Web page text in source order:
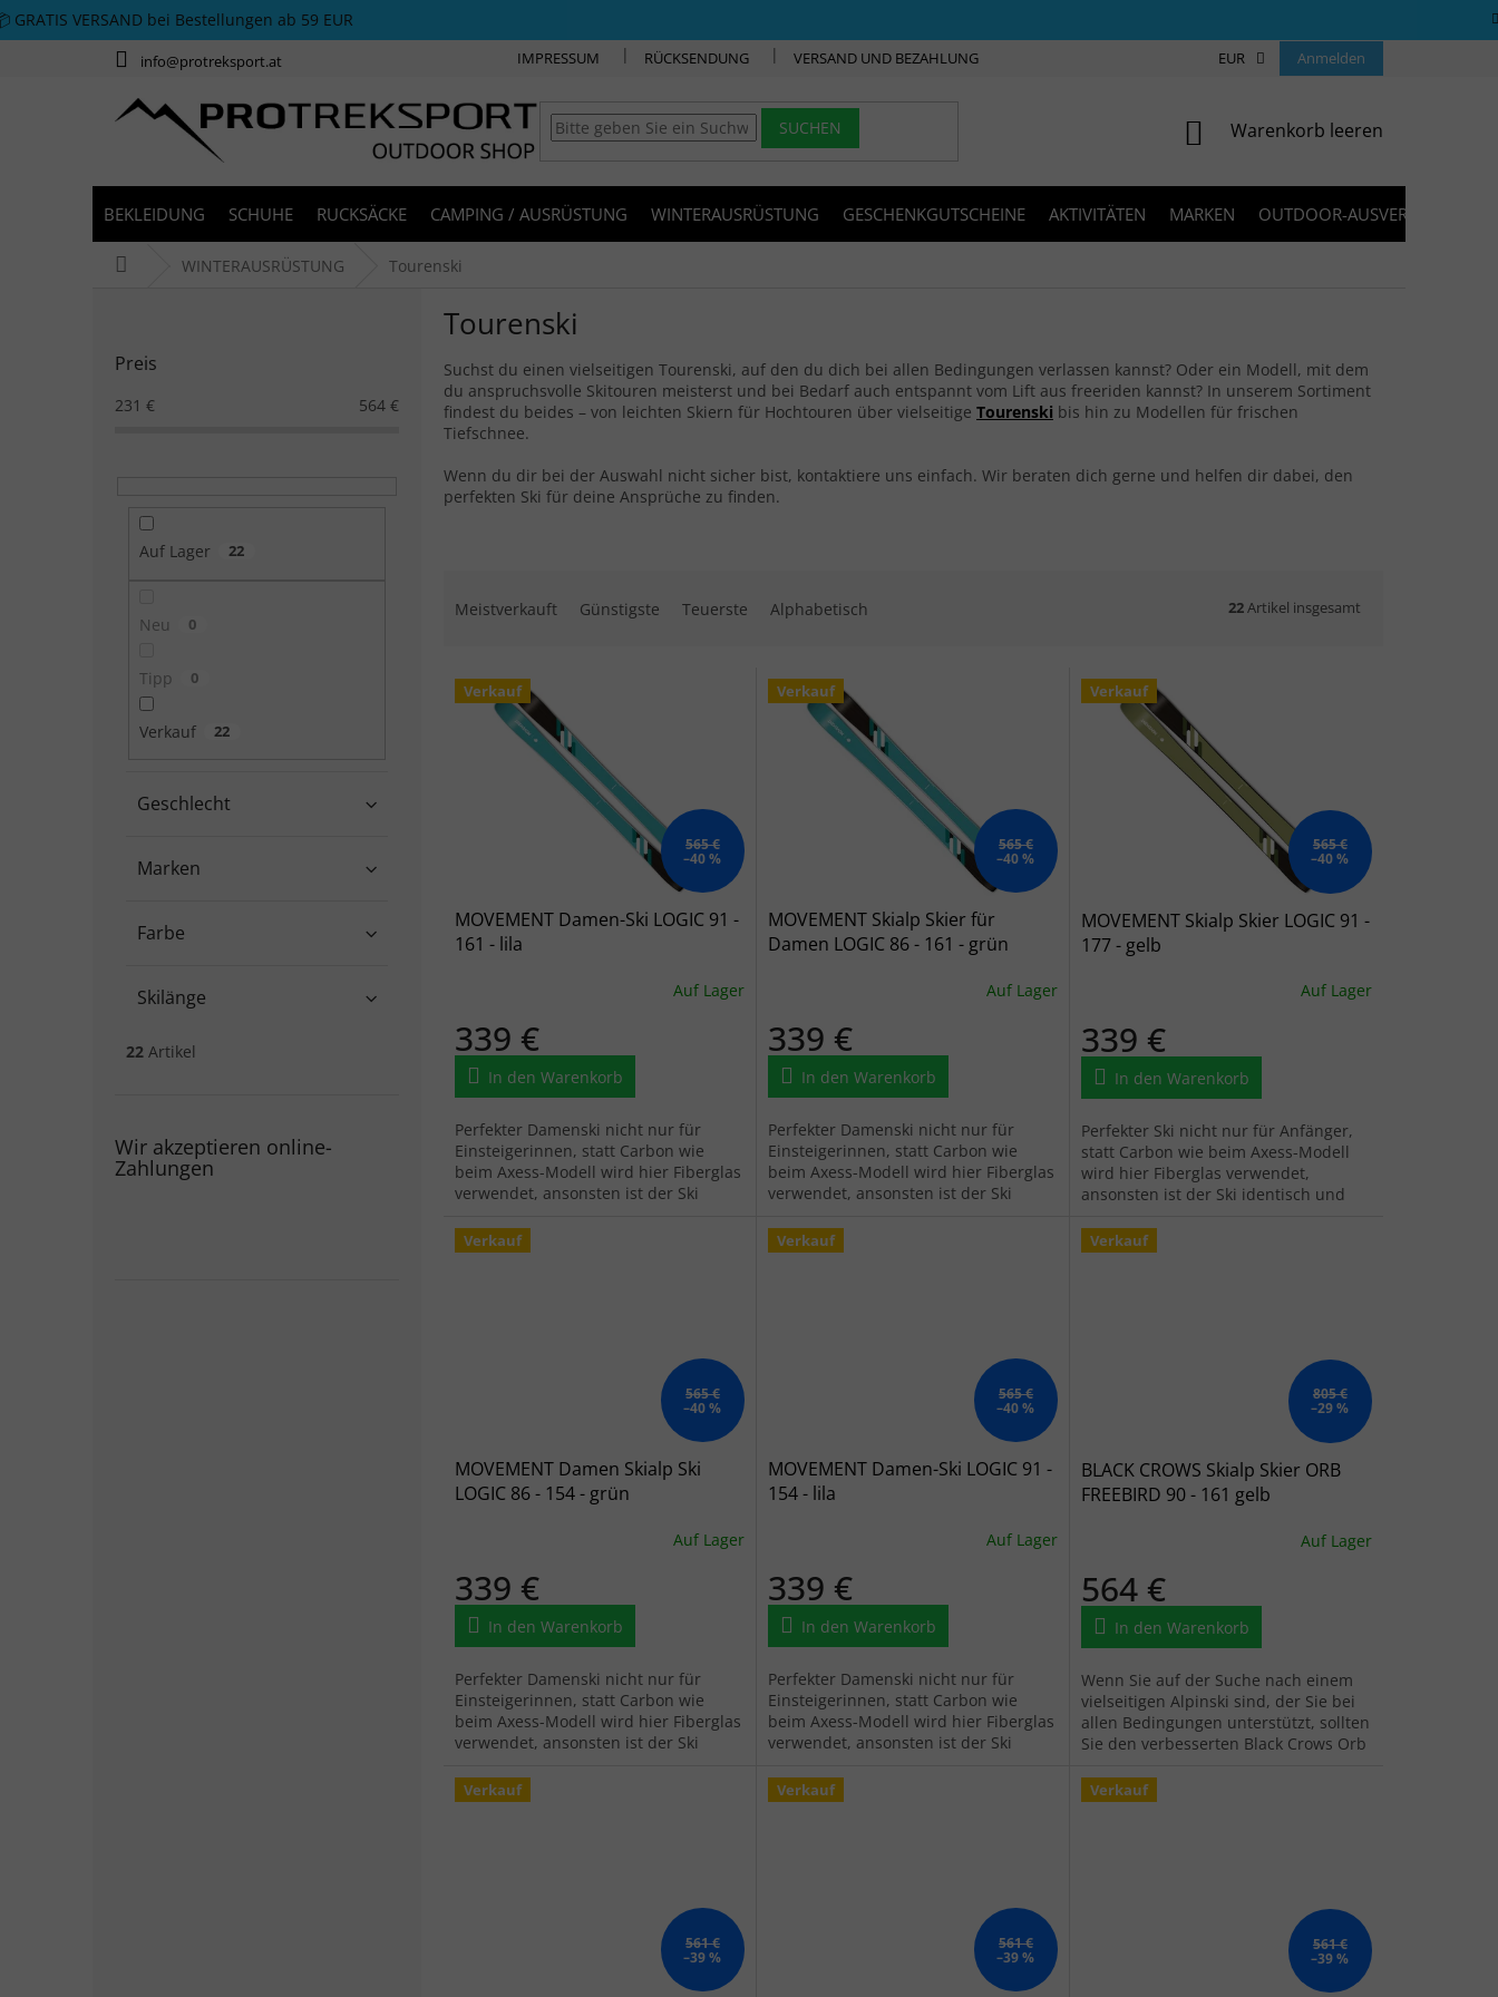
Zum Inhalt springen
GRATIS VERSAND bei Bestellungen ab 59 EUR
info@protreksport.at IMPRESSUM RÜCKSENDUNG VERSAND UND BEZAHLUNG KONTAKT FAQ
EUR Anmelden
SUCHEN WARENKORB
Warenkorb leeren
BEKLEIDUNG SCHUHE RUCKSÄCKE CAMPING / AUSRÜSTUNG WINTERAUSRÜSTUNG GESCHENKGUTSCHEINE AKTIVITÄTEN MARKEN OUTDOOR-AUSVERKAUF
StartseiteWINTERAUSRÜSTUNG Tourenski
Preis
231 € 564 €
Auf Lager 22
Neu 0
Tipp 0
Verkauf 22
Marken
Geschlecht
Farbe
Skilänge
22 Artikel
Wir akzeptieren online-
Zahlungen
Tourenski
Suchst du einen vielseitigen Tourenski, auf den du dich bei allen Bedingungen verlassen kannst? Oder ein Modell, mit dem
du anspruchsvolle Skitouren meisterst und bei Bedarf auch entspannt vom Lift aus freeriden kannst? In unserem Sortiment
findest du beides – von leichten Skiern für Hochtouren über vielseitige Tourenski bis hin zu Modellen für frischen
Tiefschnee.
Wenn du dir bei der Auswahl nicht sicher bist, kontaktiere uns einfach. Wir beraten dich gerne und helfen dir dabei, den
perfekten Ski für deine Ansprüche zu finden.
Meistverkauft Günstigste Teuerste Alphabetisch 22Artikel insgesamt
Liste der Produkte
Verkauf
565 €
–40 %
MOVEMENT Damen-Ski LOGIC 91 -
161 - lila
Auf Lager
339 €
In den Warenkorb
Perfekter Damenski nicht nur für
Einsteigerinnen, statt Carbon wie
beim Axess-Modell wird hier Fiberglas
verwendet, ansonsten ist der Ski
Verkauf
565 €
–40 %
MOVEMENT Skialp Skier für
Damen LOGIC 86 - 161 - grün
Auf Lager
339 €
In den Warenkorb
Perfekter Damenski nicht nur für
Einsteigerinnen, statt Carbon wie
beim Axess-Modell wird hier Fiberglas
verwendet, ansonsten ist der Ski
Verkauf
565 €
–40 %
MOVEMENT Skialp Skier LOGIC 91 -
177 - gelb
Auf Lager
339 €
In den Warenkorb
Perfekter Ski nicht nur für Anfänger,
statt Carbon wie beim Axess-Modell
wird hier Fiberglas verwendet,
ansonsten ist der Ski identisch und
Verkauf
565 €
–40 %
MOVEMENT Damen Skialp Ski
LOGIC 86 - 154 - grün
Auf Lager
339 €
In den Warenkorb
Perfekter Damenski nicht nur für
Einsteigerinnen, statt Carbon wie
beim Axess-Modell wird hier Fiberglas
verwendet, ansonsten ist der Ski
Verkauf
565 €
–40 %
MOVEMENT Damen-Ski LOGIC 91 -
154 - lila
Auf Lager
339 €
In den Warenkorb
Perfekter Damenski nicht nur für
Einsteigerinnen, statt Carbon wie
beim Axess-Modell wird hier Fiberglas
verwendet, ansonsten ist der Ski
Verkauf
805 €
–29 %
BLACK CROWS Skialp Skier ORB
FREEBIRD 90 - 161 gelb
Auf Lager
564 €
In den Warenkorb
Wenn Sie auf der Suche nach einem
vielseitigen Alpinski sind, der Sie bei
allen Bedingungen unterstützt, sollten
Sie den verbesserten Black Crows Orb
Verkauf
561 €
–39 %
Verkauf
561 €
–39 %
Verkauf
561 €
–39 %